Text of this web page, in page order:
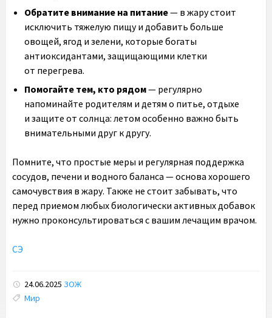
Обратите внимание на питание— в жару стоит
исключить тяжелую пищу и добавить больше
овощей, ягод и зелени, которые богаты
антиоксидантами, защищающими клетки
от перегрева.
Помогайте тем, кто рядом— регулярно
напоминайте родителям и детям о питье, отдыхе
и защите от солнца: летом особенно важно быть
внимательными друг к другу.
Помните, что простые меры и регулярная поддержка
сосудов, печени и водного баланса — основа хорошего
самочувствия в жару. Также не стоит забывать, что
перед приемом любых биологически активных добавок
нужно проконсультироваться с вашим лечащим врачом.
СЭ
24.06.2025 ЗОЖ
Tags:
Мир